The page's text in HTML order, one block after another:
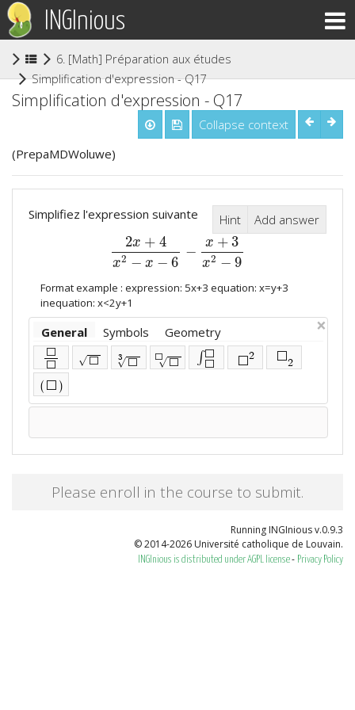
INGInious
6. [Math] Préparation aux études supérieures
Simplification d'expression - Q17
(current)
Simplification d'expression - Q17
Collapse context
(PrepaMDWoluwe)
Hint Add answer
Simplifiez l'expression suivante
2x + 4
x2 − x − 6
−
x + 3
x2 − 9
2x+4x2−x−6 −x +3x2−9
Format example : expression: 5x+3 equation: x=y+3
inequation: x<2y+1
×
General Symbols Geometry
⬜
⬜
√ ⬜ 3
√ ⬜ √ ⬜ ∫⬜
⬜
⬜2
2
( ⬜ )
Please enroll in the course to submit.
Running INGInious v.0.9.3
© 2014-2026 Université catholique de Louvain.
INGInious is distributed under AGPL license- Privacy Policy